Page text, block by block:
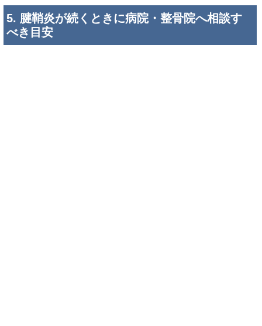
5. 腱鞘炎が続くときに病院・整骨院へ相談す
べき目安